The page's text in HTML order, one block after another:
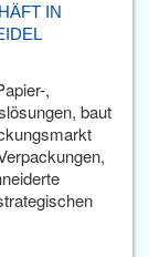
IN
,
baut